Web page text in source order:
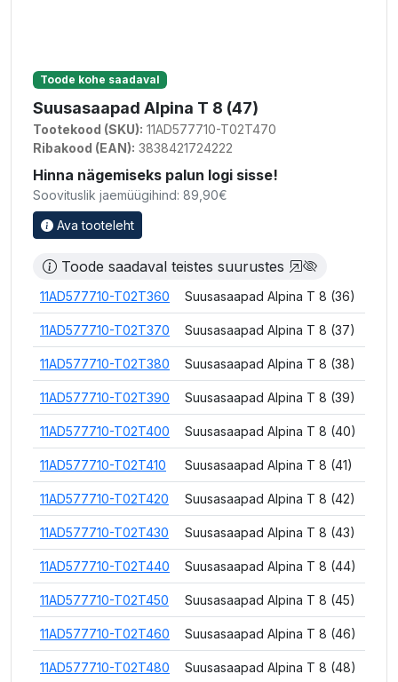
Toode kohe saadaval
Suusasaapad Alpina T 8 (47)
Tootekood (SKU): 11AD577710-T02T470
Ribakood (EAN): 3838421724222
Hinna nägemiseks palun logi sisse!
Soovituslik jaemüügihind: 89,90€
Ava tooteleht
Toode saadaval teistes suurustes
11AD577710-T02T360 Suusasaapad Alpina T 8 (36)
11AD577710-T02T370 Suusasaapad Alpina T 8 (37)
11AD577710-T02T380 Suusasaapad Alpina T 8 (38)
11AD577710-T02T390 Suusasaapad Alpina T 8 (39)
11AD577710-T02T400 Suusasaapad Alpina T 8 (40)
11AD577710-T02T410 Suusasaapad Alpina T 8 (41)
11AD577710-T02T420 Suusasaapad Alpina T 8 (42)
11AD577710-T02T430 Suusasaapad Alpina T 8 (43)
11AD577710-T02T440 Suusasaapad Alpina T 8 (44)
11AD577710-T02T450 Suusasaapad Alpina T 8 (45)
11AD577710-T02T460 Suusasaapad Alpina T 8 (46)
11AD577710-T02T480 Suusasaapad Alpina T 8 (48)